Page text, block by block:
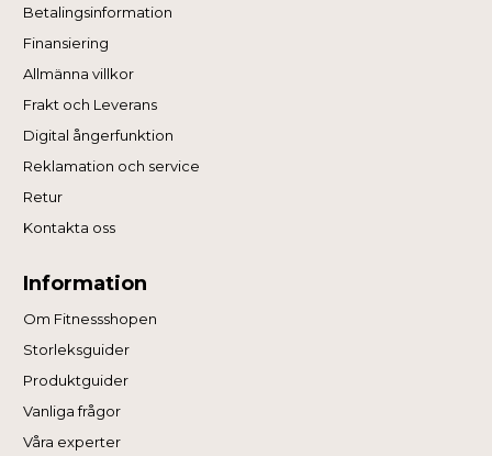
Betalingsinformation
Finansiering
Allmänna villkor
Frakt och Leverans
Digital ångerfunktion
Reklamation och service
Retur
Kontakta oss
Information
Om Fitnessshopen
Storleksguider
Produktguider
Vanliga frågor
Våra experter